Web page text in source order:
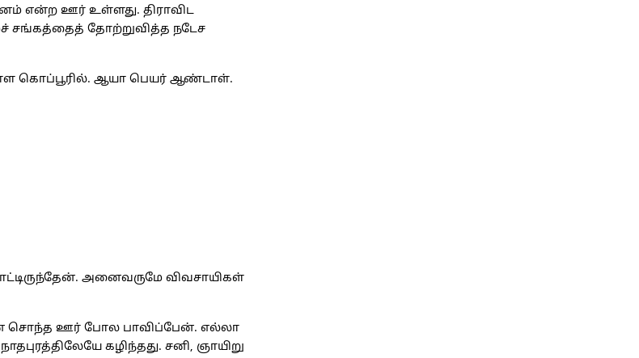
என்ற ஊர் உள்ளது. திராவிட
சங்கத்தைத் தோற்றுவித்த நடேச
கொப்பூரில். ஆயா பெயர் ஆண்டாள்.
அனைவருமே விவசாயிகள்
சொந்த ஊர் போல பாவிப்பேன். எல்லா
கழிந்தது. சனி, ஞாயிறு